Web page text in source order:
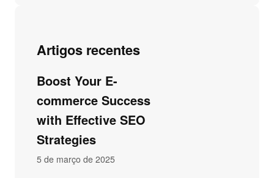
Artigos recentes
Boost Your E-
commerce Success
with Effective SEO
Strategies
5 de março de 2025